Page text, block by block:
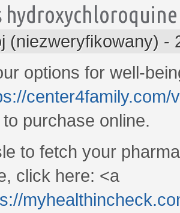
(niezweryfikowany) -
options for well-
center4family.com/
purchase online.
to fetch your
click here: <a